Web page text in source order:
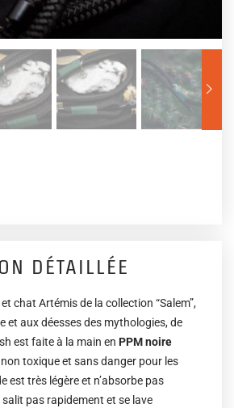
DÉTAILLÉE
chat Artémis de la collection “Salem”,
et aux déesses des mythologies, de
est faite à la main en PPM noire
non toxique et sans danger pour les
est très légère et n’absorbe pas
salit pas rapidement et se lave